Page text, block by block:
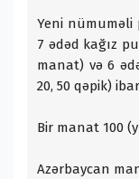
Yeni
7 ədəd kağız
manat) və 6
20, 50 qəpik)
Bir manat 100
Azərbaycan